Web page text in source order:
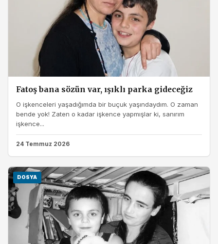
Fatoş bana sözün var, ışıklı parka gideceğiz
O işkenceleri yaşadığımda bir buçuk yaşındaydım. O zaman
bende yok! Zaten o kadar işkence yapmışlar ki, sanırım
işkence...
24 Temmuz 2026
DOSYA